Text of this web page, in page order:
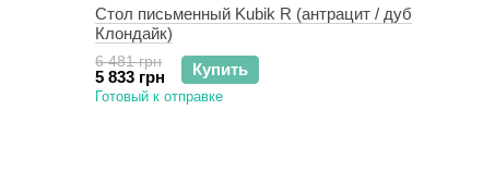
Стол письменный Kubik R (антрацит / дуб
Клондайк)
6 481 грн
5 833 грн Купить
Готовый к отправке